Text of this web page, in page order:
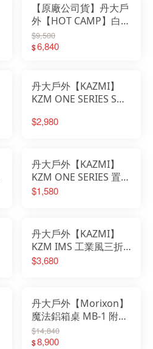
【原廠公司貨】丹大戶
外【HOT CAMP】白橡
實木多功能伸縮料理桌
HC813｜伸縮｜折疊桌
$9,500
$6,840
丹大戶外【KAZMI】
KZM ONE SERIES S桌
｜拼接桌｜鋁合金桌
$2,980
丹大戶外【KAZMI】
KZM ONE SERIES 置物
層板｜層板｜置物層板
$1,580
丹大戶外【KAZMI】
KZM IMS 工業風三折
燒烤桌 K23T3U07│桌
$3,680
丹大戶外【Morixon】
魔法鋁箱桌 MB-1 附贈
掛架 黑/綠/灰 桌子│木
桌│摺疊桌│折疊桌│露
$14,840
$8,900